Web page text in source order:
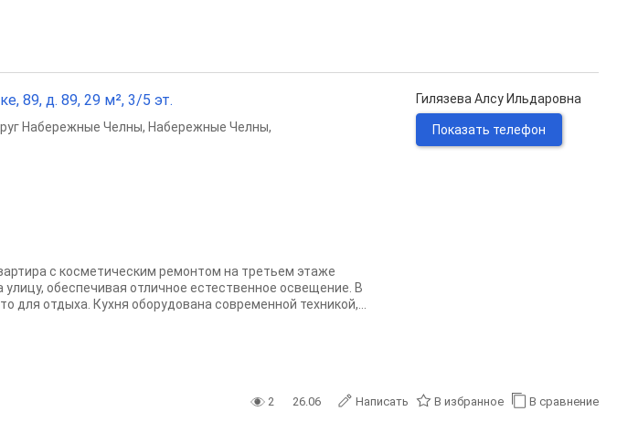
89, д. 89, 29 м², 3/5 эт.
Набережные Челны, Набережные Челны,
с косметическим ремонтом на третьем этаже
обеспечивая отличное естественное освещение. В
для отдыха. Кухня оборудована современной техникой,...
Гилязева Алсу Ильдаровна
Показать телефон
2 26.06 Написать В избранное В сравнение